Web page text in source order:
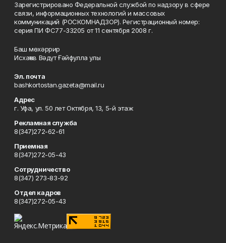
Зарегистрировано Федеральной службой по надзору в сфере
связи, информационных технологий и массовых
коммуникаций (РОСКОМНАДЗОР). Регистрационный номер:
серия ПИ ФС77-33205 от 11 сентября 2008 г.
Баш мөхәррир
Исхаҡов Вәдүт Ғәйфулла улы
Эл. почта
bashkortostan.gazeta@mail.ru
Адрес
г. Уфа, ул. 50 лет Октября, 13, 5-й этаж
Рекламная служба
8(347)272-62-61
Приемная
8(347)272-05-43
Сотрудничество
8(347) 273-83-92
Отдел кадров
8(347)272-05-43